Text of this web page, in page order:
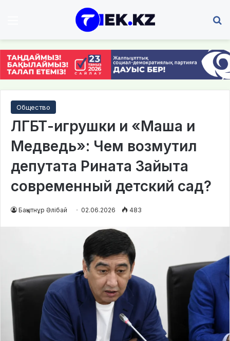
Общество
ЛГБТ-игрушки и «Маша и
Медведь»: Чем возмутил
депутата Рината Зайыта
современный детский сад?
Бақытнұр Әлібай 02.06.2026 483